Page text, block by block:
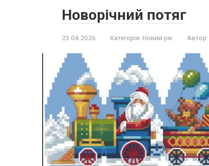
Новорічний потяг
23.04.2026 Категорія: Новий рік Автор: